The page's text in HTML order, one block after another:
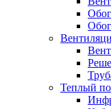
Теплый